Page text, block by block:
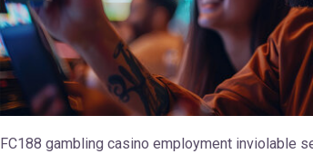
FC188 gambling casino employment inviolable